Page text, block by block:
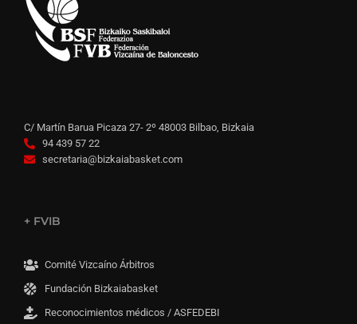
C/ Martín Barua Picaza 27- 2º 48003 Bilbao, Bizkaia
94 439 57 22
secretaria@bizkaiabasket.com
+ FVIB
Comité Vizcaíno Árbitros
Fundación Bizkaiabasket
Reconocimientos médicos / ASFEDEBI